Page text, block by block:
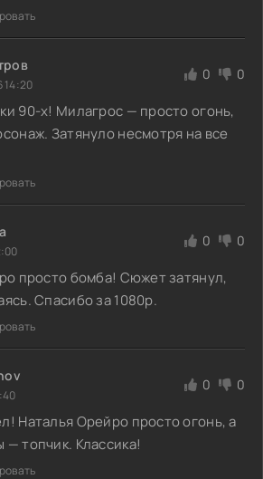
14:20
0 0
90-х! Милагрос — просто огонь,
Затянуло несмотря на все
0 0
просто бомба! Сюжет затянул,
Спасибо за 1080p.
0 0
Наталья Орейро просто огонь, а
топчик. Классика!